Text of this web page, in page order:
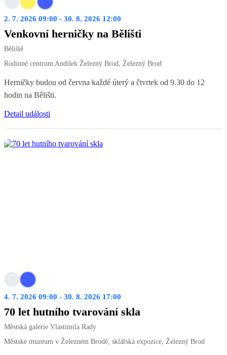
2. 7. 2026 09:00 - 30. 8. 2026 12:00
Venkovní herničky na Bělišti
Běliště
Rodinné centrum Andílek Železný Brod, Železný Brod
Herničky budou od června každé úterý a čtvrtek od 9.30 do 12
hodin na Bělišti.
Detail události
4. 7. 2026 09:00 - 30. 8. 2026 17:00
70 let hutního tvarování skla
Městská galerie Vlastimila Rady
Městské muzeum v Železném Brodě, sklářská expozice, Železný Brod